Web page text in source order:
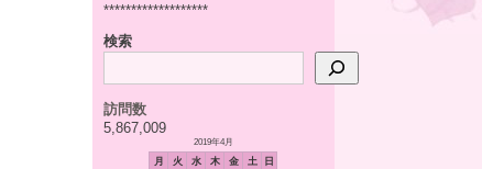
*******************
検索
訪問数
5,867,009
2019年4月
月 火 水 木 金 土 日